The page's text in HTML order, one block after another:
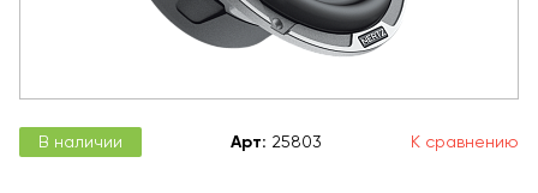
В наличии Арт: 25803 К сравнению